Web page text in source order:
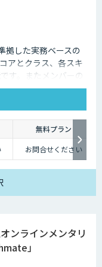
拠した実務ベースの
アとクラス、各スキ
す。またメンバーの
選定やPJメンバーの
無料プラン
お問合せください
ンラインメンタリ
」